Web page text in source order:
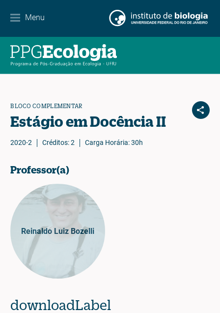
Menu
Contact
BLOCO COMPLEMENTAR
Estágio em Docência II
2020-2 Créditos: 2 Carga Horária: 30h
Professor(a)
Reinaldo Luiz Bozelli
downloadLabel